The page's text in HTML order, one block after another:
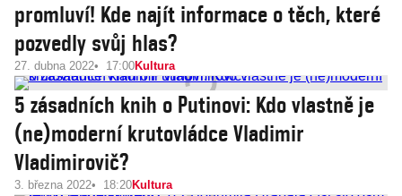
promluví! Kde najít informace o těch, které
pozvedly svůj hlas?
27. dubna 2022 17:00Kultura
5 zásadních knih o Putinovi: Kdo vlastně je
(ne)moderní krutovládce Vladimir
Vladimirovič?
3. března 2022 18:20Kultura